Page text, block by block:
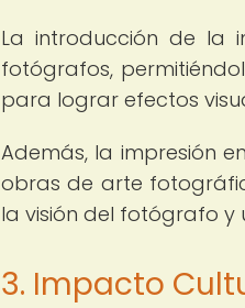
La introducción de la
fotógrafos,
para lograr efectos
Además, la impresión
obras de arte
la visión del fotógrafo y
3. Impacto